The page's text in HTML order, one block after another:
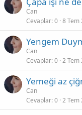
Can
Cevaplar 0 8 Tem
Yengem
Can
Cevaplar 0 2 Tem
Yemeği az
Can
Cevaplar 0 2 Tem